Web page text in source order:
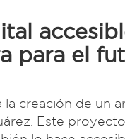
para el
la creación de un
Este